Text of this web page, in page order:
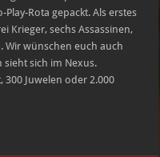
Rota gepackt. Als erstes
Krieger, sechs Assassinen,
Wir wünschen euch auch
sieht sich im Nexus.
300 Juwelen oder 2.000